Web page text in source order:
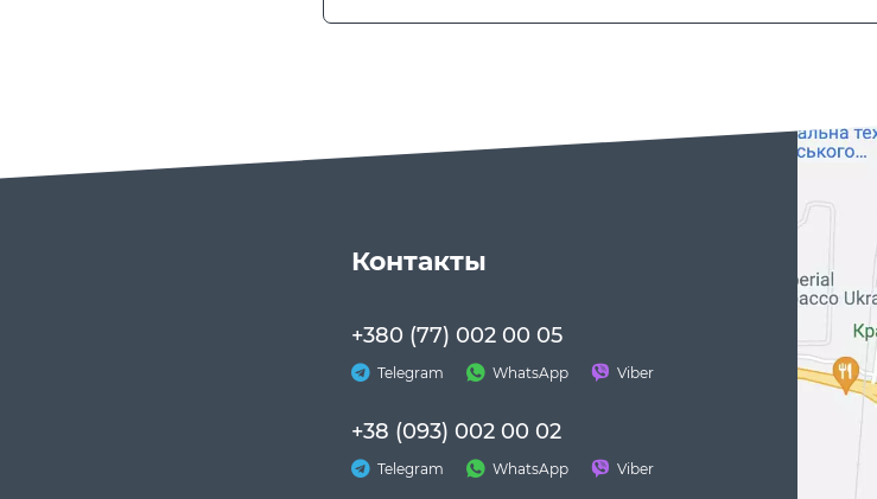
Контакты
+380 (77) 002 00 05
Telegram WhatsApp Viber
+38 (093) 002 00 02
Telegram WhatsApp Viber